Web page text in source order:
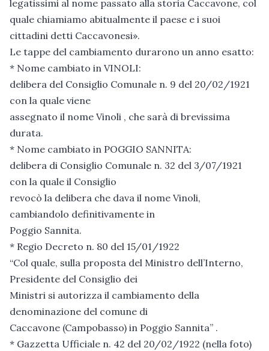
legatissimi al nome passato alla storia Caccavone, col
quale chiamiamo abitualmente il paese e i suoi
cittadini detti Caccavonesi».
Le tappe del cambiamento durarono un anno esatto:
* Nome cambiato in VINOLI:
delibera del Consiglio Comunale n. 9 del 20/02/1921
con la quale viene
assegnato il nome Vinoli , che sarà di brevissima
durata.
* Nome cambiato in POGGIO SANNITA:
delibera di Consiglio Comunale n. 32 del 3/07/1921
con la quale il Consiglio
revocò la delibera che dava il nome Vinoli,
cambiandolo definitivamente in
Poggio Sannita.
* Regio Decreto n. 80 del 15/01/1922
“Col quale, sulla proposta del Ministro dell’Interno,
Presidente del Consiglio dei
Ministri si autorizza il cambiamento della
denominazione del comune di
Caccavone (Campobasso) in Poggio Sannita” .
* Gazzetta Ufficiale n. 42 del 20/02/1922 (nella foto)